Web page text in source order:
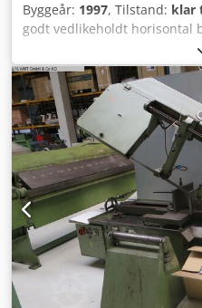
Byggeår: 1997, Tilstand: klar
godt vedlikeholdt horisontal
er tilgjengelig. Kuttområde,
kuttområde, firkant: 300
dimensjoner X/Y/Z: 3660
båndhastighet: 100 m/min,
mm, maks.
dimensjoner X/Y/Z: ca. 1950
ca. 1000 kg. Inkluderer
læreverksted og er i god
Dokumentasjon er
befaring på stedet. Dedpfozka